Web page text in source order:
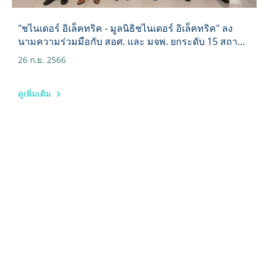
"ชไนเดอร์ อิเล็คทริค - มูลนิธิชไนเดอร์ อิเล็คทริค" ลง
นามความร่วมมือกับ สอศ. และ มจพ. ยกระดับ 15 สถาบัน
การศึกษาทั่วประเทศ
26 ก.ย. 2566
ดูเพิ่มเติม